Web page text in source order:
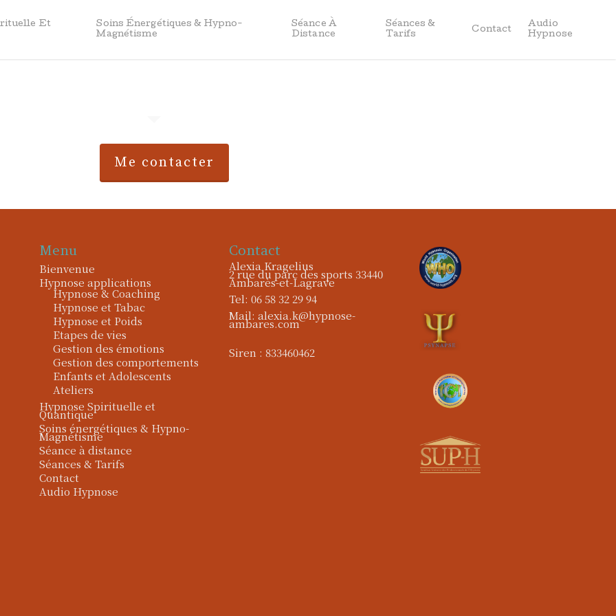
Et
Soins Énergétiques & Hypno-
Magnétisme
Séance À
Distance
Séances &
Tarifs
Contact
Audio
Hypnose
Me contacter
Menu
Bienvenue
Hypnose applications
Hypnose & Coaching
Hypnose et Tabac
Hypnose et Poids
Etapes de vies
Gestion des émotions
Gestion des comportements
Enfants et Adolescents
Ateliers
Hypnose Spirituelle et
Quantique
Soins énergétiques & Hypno-
Magnétisme
Séance à distance
Séances & Tarifs
Contact
Audio Hypnose
Contact
Alexia Kragelius
2 rue du parc des sports 33440
Ambarès-et-Lagrave
Tel: 06 58 32 29 94
Mail: alexia.k@hypnose-
ambares.com
Siren : 833460462